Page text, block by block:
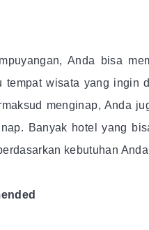
Anda bisa
tempat wisata yang ingin
menginap, Anda
Banyak hotel yang
kebutuhan